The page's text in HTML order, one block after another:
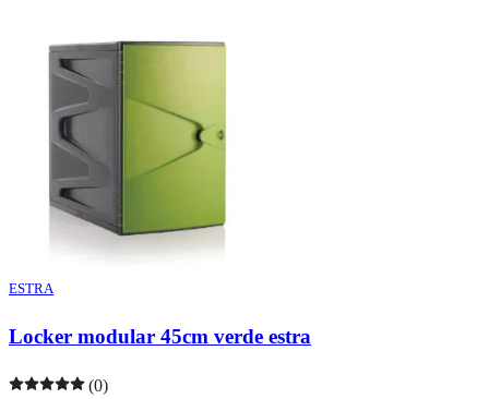
ESTRA
Locker modular 45cm verde estra
(0)